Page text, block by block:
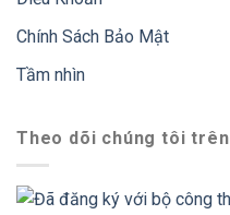
Chính Sách Bảo Mật
Tầm nhìn
Theo dõi chúng tôi trên